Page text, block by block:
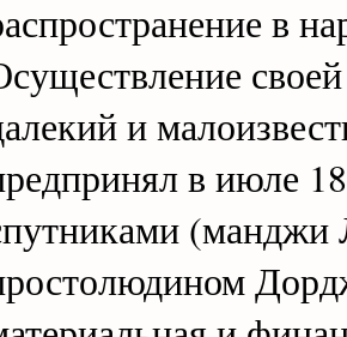
в
и
в июле